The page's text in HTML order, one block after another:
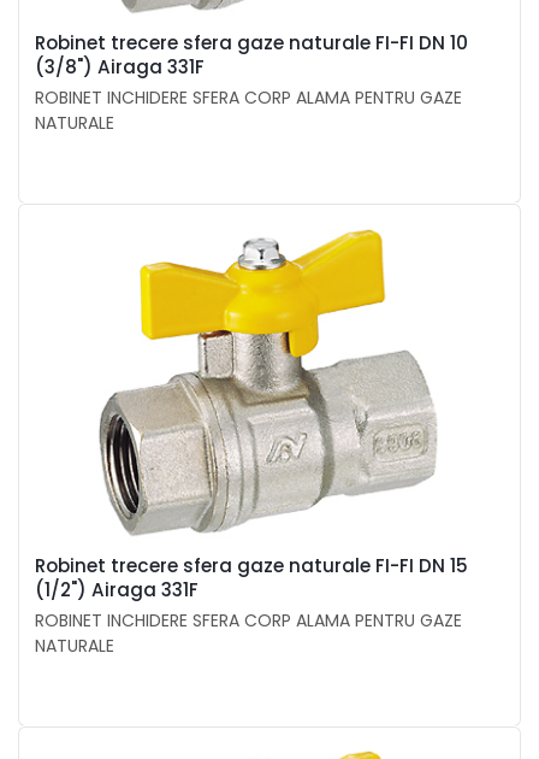
Robinet trecere sfera gaze naturale FI-FI DN 10
(3/8") Airaga 331F
ROBINET INCHIDERE SFERA CORP ALAMA PENTRU GAZE
NATURALE
Robinet trecere sfera gaze naturale FI-FI DN 15
(1/2") Airaga 331F
ROBINET INCHIDERE SFERA CORP ALAMA PENTRU GAZE
NATURALE